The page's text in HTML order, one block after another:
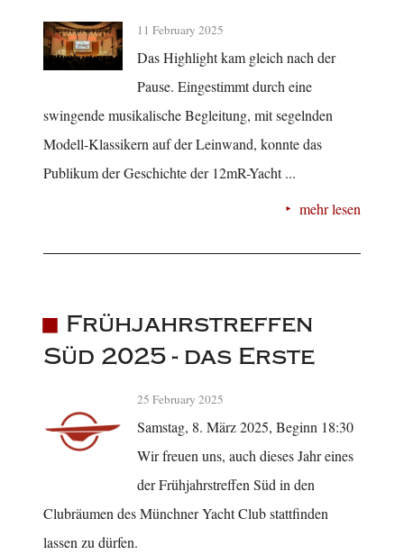
11 February 2025
Das Highlight kam gleich nach der
Pause. Eingestimmt durch eine
swingende musikalische Begleitung, mit segelnden
Modell-Klassikern auf der Leinwand, konnte das
Publikum der Geschichte der 12mR-Yacht ...
mehr lesen
Frühjahrstreffen
Süd 2025 - das Erste
25 February 2025
Samstag, 8. März 2025, Beginn 18:30
Wir freuen uns, auch dieses Jahr eines
der Frühjahrstreffen Süd in den
Clubräumen des Münchner Yacht Club stattfinden
lassen zu dürfen.